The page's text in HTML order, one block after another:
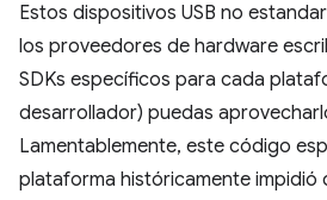
Estos dispositivos USB no
los proveedores de hardware
SDKs específicos para cada
desarrollador) puedas
Lamentablemente, este código
plataforma históricamente impidió